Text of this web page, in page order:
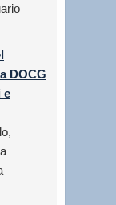
DOCG
e